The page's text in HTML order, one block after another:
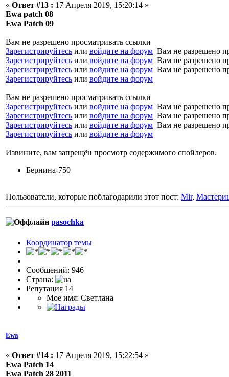
« Ответ #13 : 17 Апреля 2019, 15:20:14 »
Ewa patch 08
Ewa Patch 09
Вам не разрешено просматривать ссылки
Зарегистрируйтесь или войдите на форум Вам не разрешено
Зарегистрируйтесь или войдите на форум Вам не разрешено
Зарегистрируйтесь или войдите на форум Вам не разрешено
Зарегистрируйтесь или войдите на форум
Вам не разрешено просматривать ссылки
Зарегистрируйтесь или войдите на форум Вам не разрешено
Зарегистрируйтесь или войдите на форум Вам не разрешено
Зарегистрируйтесь или войдите на форум Вам не разрешено
Зарегистрируйтесь или войдите на форум
Извините, вам запрещён просмотр содержимого спойлеров.
Бернина-750
Пользователи, которые поблагодарили этот пост: Mir,
pasochka
Координатор темы
Сообщений: 946
Страна:
Репутация 14
Мое имя: Светлана
Ewa
« Ответ #14 : 17 Апреля 2019, 15:22:54 »
Ewa Patch 14
Ewa Patch 28 2011